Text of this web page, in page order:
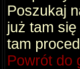
Poszukaj
już tam
tam
Powrót do